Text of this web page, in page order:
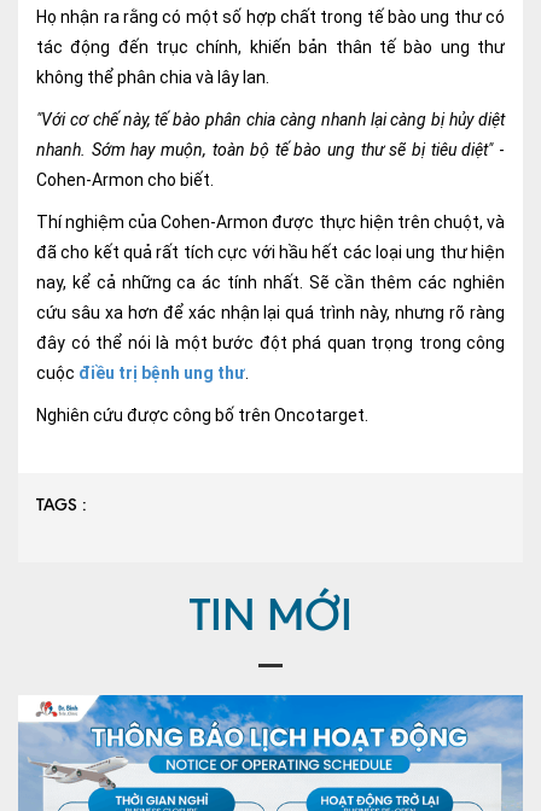
Dịch vụ ưu đãi đặc biệt
Bác sĩ online - Tư vấn từ xa
Bác sĩ gia đình chăm sóc y tế 24/7
Nhà thuốc GPP
Dịch vụ Y tế Cơ quan – MEDI-OFFICE
Dịch vụ Y tế gia đình – MEDI-HOME
Lấy mẫu xét nghiệm tại nhà
Bảo hiểm Y tế
Bảo lãnh viện phí
Họ nhận ra rằng có một số hợp chất trong tế bào ung thư có
tác động đến trục chính, khiến bản thân tế bào ung thư
không thể phân chia và lây lan.
"Với cơ chế này, tế bào phân chia càng nhanh lại càng bị hủy diệt
nhanh. Sớm hay muộn, toàn bộ tế bào ung thư sẽ bị tiêu diệt"-
Cohen-Armon cho biết.
Thí nghiệm của Cohen-Armon được thực hiện trên chuột, và
đã cho kết quả rất tích cực với hầu hết các loại ung thư hiện
nay, kể cả những ca ác tính nhất. Sẽ cần thêm các nghiên
cứu sâu xa hơn để xác nhận lại quá trình này, nhưng rõ ràng
đây có thể nói là một bước đột phá quan trọng trong công
cuộc điều trị bệnh ung thư
Nghiên cứu được công bố trên Oncotarget.
TAGS :
TIN MỚI